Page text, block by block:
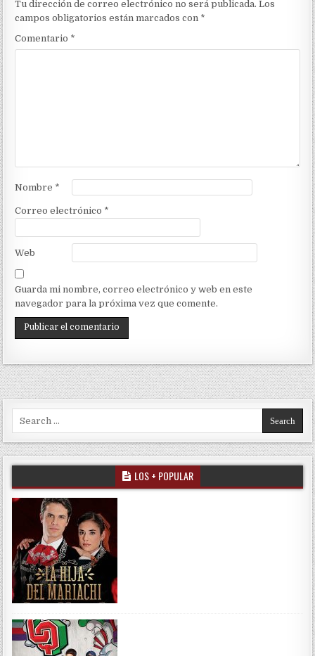
Tu dirección de correo electrónico no será publicada. Los
campos obligatorios están marcados con *
Comentario *
Nombre *
Correo electrónico *
Web
Guarda mi nombre, correo electrónico y web en este
navegador para la próxima vez que comente.
Search for:
LOS + POPULAR